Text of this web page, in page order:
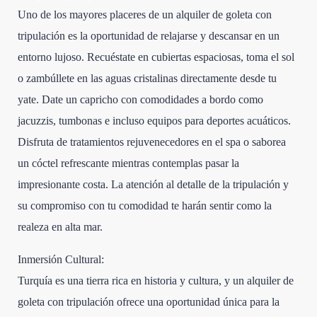
Uno de los mayores placeres de un alquiler de goleta con
tripulación es la oportunidad de relajarse y descansar en un
entorno lujoso. Recuéstate en cubiertas espaciosas, toma el sol
o zambúllete en las aguas cristalinas directamente desde tu
yate. Date un capricho con comodidades a bordo como
jacuzzis, tumbonas e incluso equipos para deportes acuáticos.
Disfruta de tratamientos rejuvenecedores en el spa o saborea
un cóctel refrescante mientras contemplas pasar la
impresionante costa. La atención al detalle de la tripulación y
su compromiso con tu comodidad te harán sentir como la
realeza en alta mar.
Inmersión Cultural:
Turquía es una tierra rica en historia y cultura, y un alquiler de
goleta con tripulación ofrece una oportunidad única para la